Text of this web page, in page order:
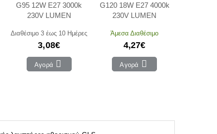
G95 12W E27 3000k
230V LUMEN
Διαθέσιμο 3 έως 10 Ημέρες
3,08€
Αγορά
G120 18W E27 4000k
230V LUMEN
Άμεσα Διαθέσιμο
4,27€
Αγορά